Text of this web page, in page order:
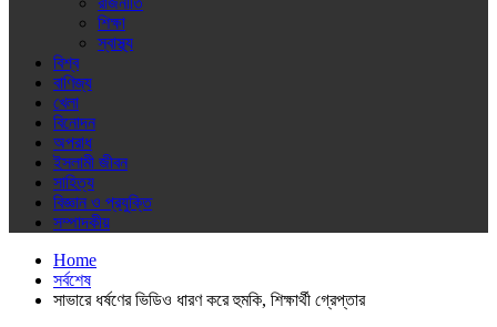
শিক্ষা
স্বাস্থ্য
বিশ্ব
বাণিজ্য
খেলা
বিনোদন
অপরাধ
ইসলামী জীবন
সাহিত্য
বিজ্ঞান ও প্রযুক্তি
সম্পাদকীয়
Home
সর্বশেষ
সাভারে ধর্ষণের ভিডিও ধারণ করে হুমকি, শিক্ষার্থী গ্রেপ্তার